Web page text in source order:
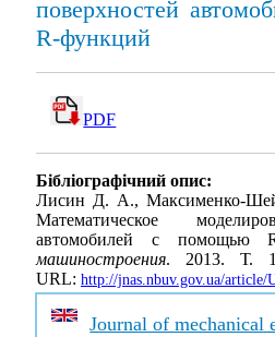
поверхностей
R-функций
PDF
Бібліографічний опис:
Лисин Д. А., Максименко-
Математическое
автомобилей с помощью
машиностроения. 2013. Т.
URL: http://jnas.nbuv.gov.ua/article/
Journal of mechanical